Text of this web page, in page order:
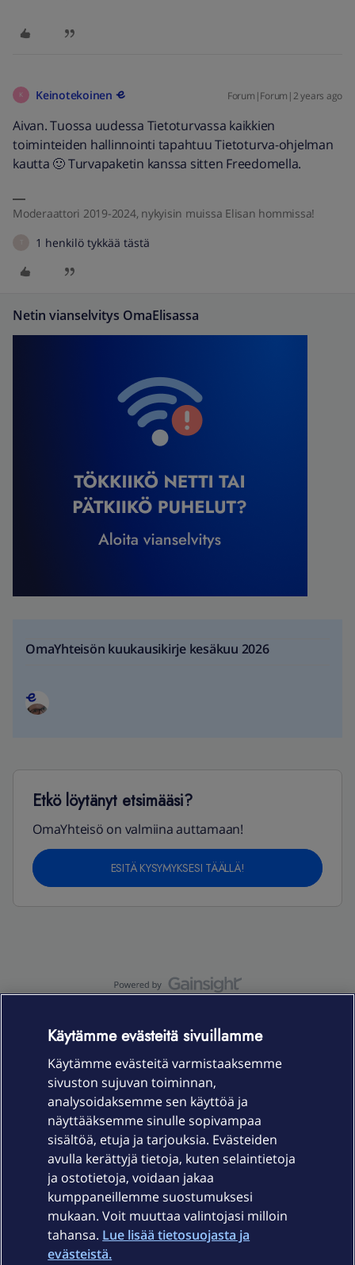
K Keinotekoinen Forum|Forum|2 years ago
Aivan. Tuossa uudessa Tietoturvassa kaikkien
toiminteiden hallinnointi tapahtuu Tietoturva-ohjelman
kautta 🙂 Turvapaketin kanssa sitten Freedomella.
Moderaattori 2019-2024, nykyisin muissa Elisan hommissa!
1 henkilö tykkää tästä
Netin vianselvitys OmaElisassa
OmaYhteisön kuukausikirje kesäkuu 2026
Etkö löytänyt etsimääsi?
OmaYhteisö on valmiina auttamaan!
ESITÄ KYSYMYKSESI TÄÄLLÄ!
Laitteet & liittymät
Palvelut
Ajankohtaista
Käytämme evästeitä sivuillamme
Käytämme evästeitä varmistaaksemme
sivuston sujuvan toiminnan,
analysoidaksemme sen käyttöä ja
näyttääksemme sinulle sopivampaa
sisältöä, etuja ja tarjouksia. Evästeiden
avulla kerättyjä tietoja, kuten selaintietoja
ja ostotietoja, voidaan jakaa
kumppaneillemme suostumuksesi
mukaan. Voit muuttaa valintojasi milloin
tahansa. Lue lisää tietosuojasta ja
evästeistä.